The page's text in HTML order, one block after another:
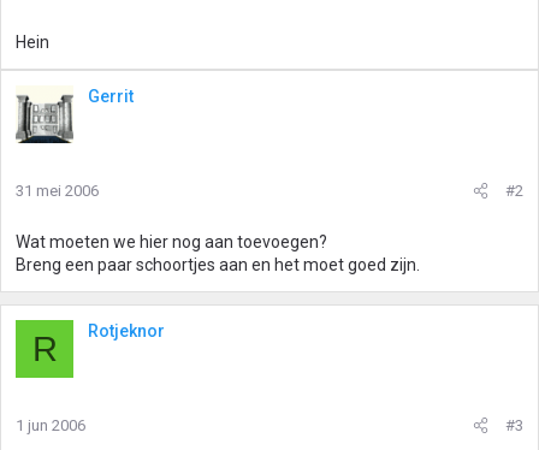
Hein
Gerrit
31 mei 2006 #2
Wat moeten we hier nog aan toevoegen?
Breng een paar schoortjes aan en het moet goed zijn.
R Rotjeknor
1 jun 2006 #3